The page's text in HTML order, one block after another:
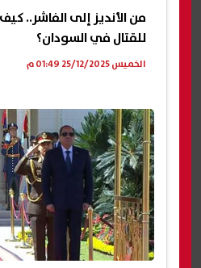
من الأنديز إلى الفاشر..
للقتال في السودان؟
الخميس 25/12/2025 01:49 م